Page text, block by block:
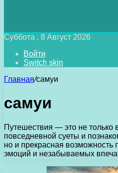
Суббота , 8 Август 2026
Войти
Switch skin
Главная/самуи
самуи
Путешествия — это не только
повседневной суеты и
но и прекрасная возможность
эмоций и незабываемых